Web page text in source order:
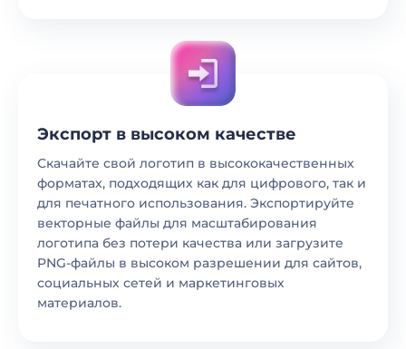
Экспорт в высоком качестве
Скачайте свой логотип в высококачественных
форматах, подходящих как для цифрового, так и
для печатного использования. Экспортируйте
векторные файлы для масштабирования
логотипа без потери качества или загрузите
PNG-файлы в высоком разрешении для сайтов,
социальных сетей и маркетинговых
материалов.